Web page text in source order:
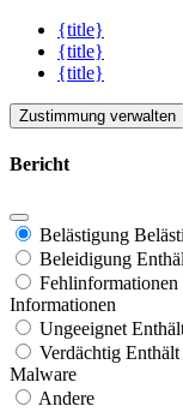
{title}
{title}
{title}
Zustimmung verwalten
Bericht
Belästigung
Beleidigung
Fehlinformationen
Informationen
Ungeeignet
Verdächtig Enthält
Malware
Andere